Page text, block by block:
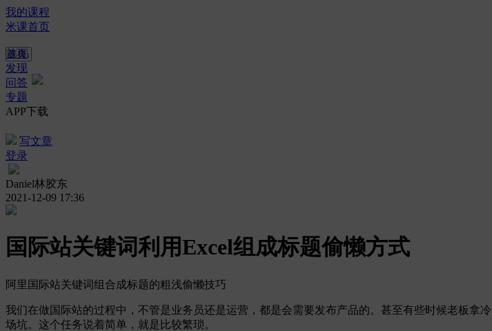
我的课程
米课首页
首页
发现
问答
专题
APP下载
写文章
登录
Daniel林胶东
2021-12-09 17:36
国际站关键词利用Excel组成标题偷懒方式
阿里国际站关键词组合成标题的粗浅偷懒技巧
我们在做国际站的过程中，不管是业务员还是运营，都是会需要发布产品的。甚至有些时候老板
场坑。这个任务说着简单，就是比较繁琐。